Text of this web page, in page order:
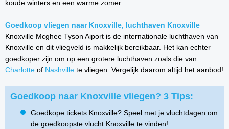
koude winters en een warme zomer.
Goedkoop vliegen naar Knoxville, luchthaven Knoxville
Knoxville Mcghee Tyson Aiport is de internationale luchthaven van
Knoxville en dit vliegveld is makkelijk bereikbaar. Het kan echter
goedkoper zijn om op een grotere luchthaven zoals die van
Charlotte of Nashville te vliegen. Vergelijk daarom altijd het aanbod!
Goedkoop naar Knoxville vliegen? 3 Tips:
Goedkope tickets Knoxville? Speel met je vluchtdagen om
de goedkoopste vlucht Knoxville te vinden!